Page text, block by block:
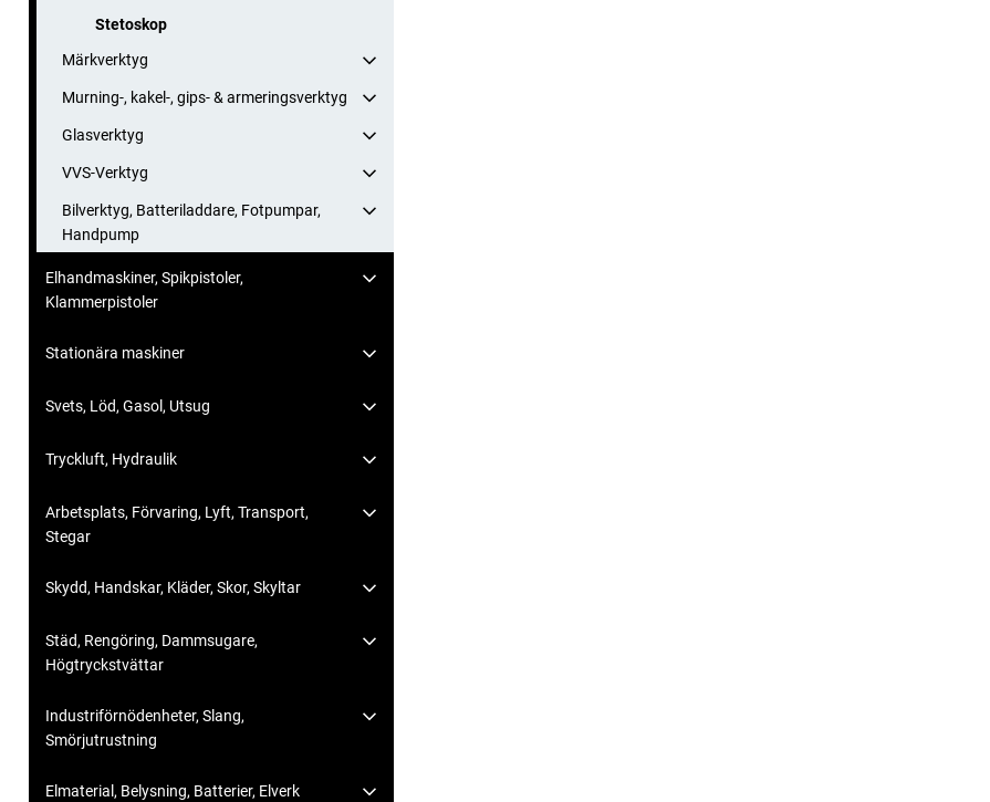
Stetoskop
Märkverktyg
Murning-, kakel-, gips- & armeringsverktyg
Glasverktyg
VVS-Verktyg
Bilverktyg, Batteriladdare, Fotpumpar,
Handpump
Elhandmaskiner, Spikpistoler,
Klammerpistoler
Stationära maskiner
Svets, Löd, Gasol, Utsug
Tryckluft, Hydraulik
Arbetsplats, Förvaring, Lyft, Transport,
Stegar
Skydd, Handskar, Kläder, Skor, Skyltar
Städ, Rengöring, Dammsugare,
Högtryckstvättar
Industriförnödenheter, Slang,
Smörjutrustning
Elmaterial, Belysning, Batterier, Elverk